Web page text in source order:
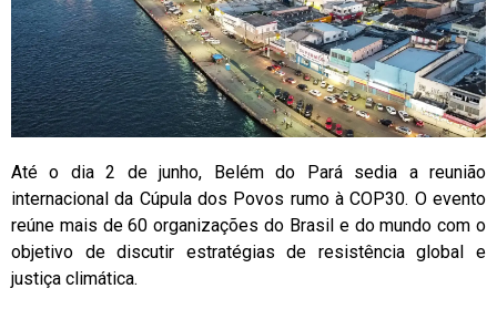
Até o dia 2 de junho, Belém do Pará sedia a reunião
internacional da Cúpula dos Povos rumo à COP30. O evento
reúne mais de 60 organizações do Brasil e do mundo com o
objetivo de discutir estratégias de resistência global e
justiça climática.